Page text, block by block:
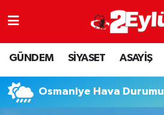
GÜNDEM SİYASET ASAYİŞ
Osmaniye Hava Durumu
ASAYİŞ
DÜNYA
EKONOMİ
Nöbetçi Eczaneler
Hava Durumu
Eskişehir Namaz Vakitleri